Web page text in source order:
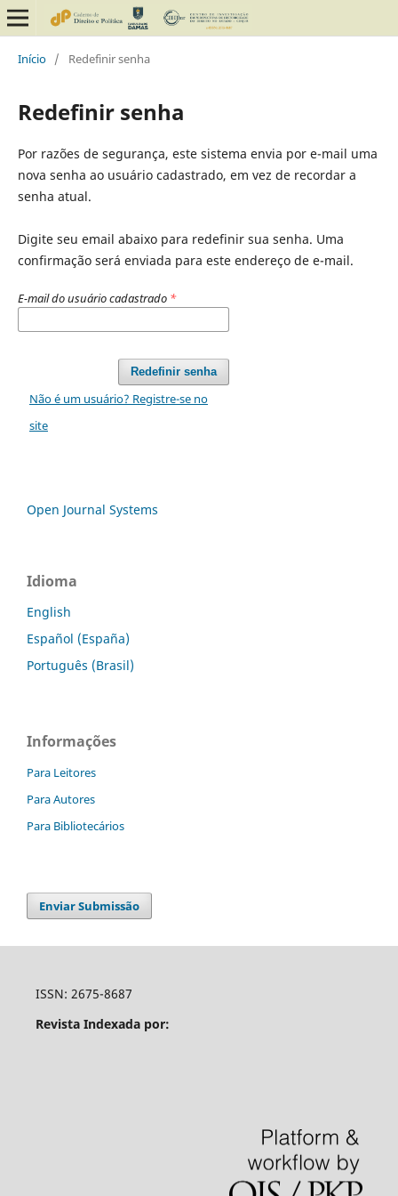
Início / Redefinir senha
Redefinir senha
Por razões de segurança, este sistema envia por e-mail uma
nova senha ao usuário cadastrado, em vez de recordar a
senha atual.
Digite seu email abaixo para redefinir sua senha. Uma
confirmação será enviada para este endereço de e-mail.
E-mail do usuário cadastrado *
Redefinir senha
Não é um usuário? Registre-se no
site
Open Journal Systems
Idioma
English
Español (España)
Português (Brasil)
Informações
Para Leitores
Para Autores
Para Bibliotecários
Enviar Submissão
ISSN: 2675-8687
Revista Indexada por: